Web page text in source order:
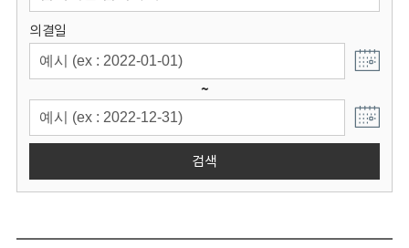
의결일
~
검색